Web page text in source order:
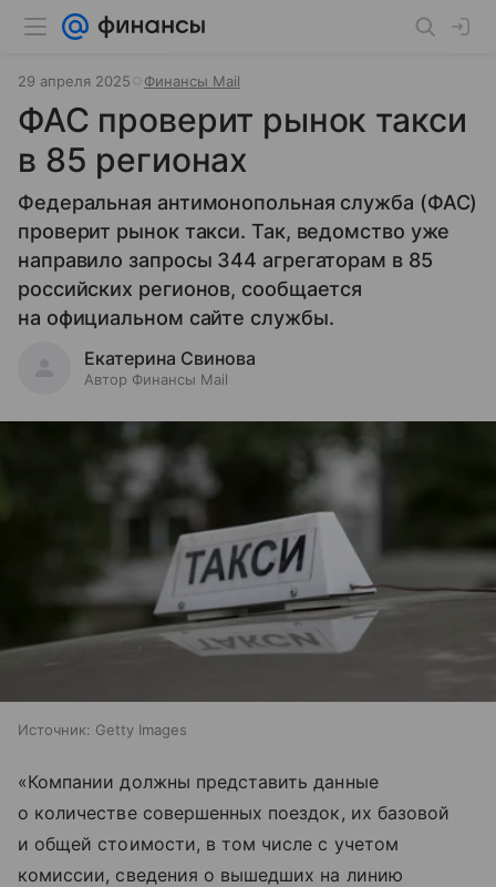
29 апреля 2025 Финансы Mail
ФАС проверит рынок такси
в 85 регионах
Федеральная антимонопольная служба (ФАС)
проверит рынок такси. Так, ведомство уже
направило запросы 344 агрегаторам в 85
российских регионов, сообщается
на официальном сайте службы.
Екатерина Свинова
Автор Финансы Mail
Источник: Getty Images
«Компании должны представить данные
о количестве совершенных поездок, их базовой
и общей стоимости, в том числе с учетом
комиссии, сведения о вышедших на линию